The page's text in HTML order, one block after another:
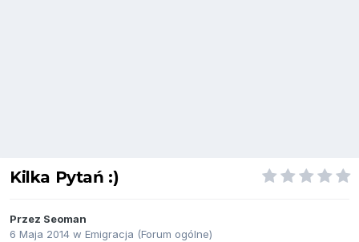
Kilka Pytań :)
Przez Seoman
6 Maja 2014 w Emigracja (Forum ogólne)